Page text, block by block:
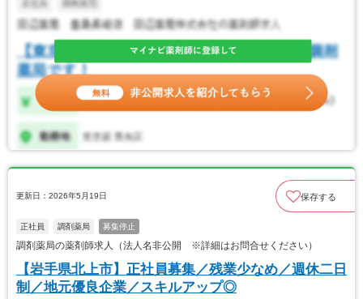
更新日：2026年5月19日 保存する
正社員 調剤薬局 募集停止
調剤薬局の薬剤師求人（法人名非公開 ※詳細はお問合せください）
【岩手県北上市】正社員募集／残業少なめ／週休二日
制／地元優良企業／スキルアップ◎